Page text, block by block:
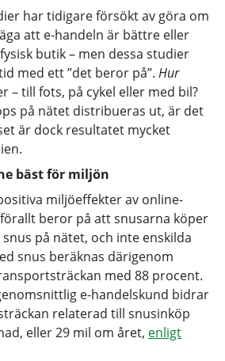
har tidigare försökt av göra om
att e-handeln är bättre eller
butik – men dessa studier
med ett ”det beror på”. Hur
– till fots, på cykel eller med bil?
på nätet distribueras ut, är det
är dock resultatet mycket
bäst för miljön
miljöeffekter av online-
beror på att snusarna köper
på nätet, och inte enskilda
snus beräknas därigenom
med 88 procent.
e-handelskund bidrar
relaterad till snusinköp
eller 29 mil om året, enligt